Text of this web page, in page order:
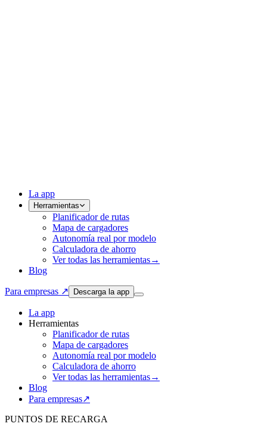
La app
Herramientas
Planificador de rutas
Mapa de cargadores
Autonomía real por modelo
Calculadora de ahorro
Ver todas las herramientas→
Blog
Para empresas ↗ Descarga la app
La app
Herramientas
Planificador de rutas
Mapa de cargadores
Autonomía real por modelo
Calculadora de ahorro
Ver todas las herramientas→
Blog
Para empresas↗
PUNTOS DE RECARGA